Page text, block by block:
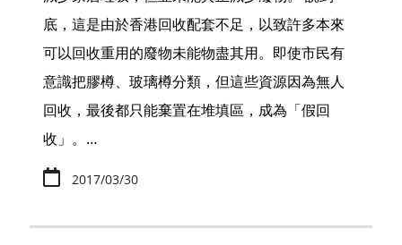
底，這是由於香港回收配套不足，以致許多本來
可以回收重用的廢物未能物盡其用。即使市民有
意識把膠樽、玻璃樽分類，但這些資源因為無人
回收，最後都只能棄置在堆填區，成為「假回
收」。…
2017/03/30